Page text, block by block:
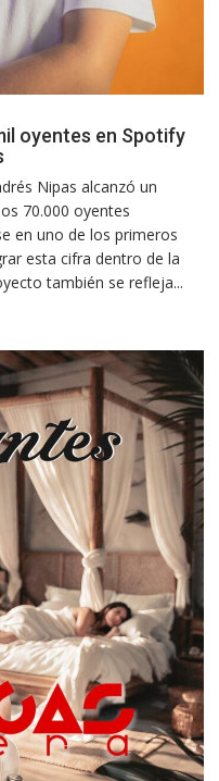
oyentes en Spotify
Nipas alcanzó un
70.000 oyentes
en uno de los primeros
esta cifra dentro de la
también se refleja...